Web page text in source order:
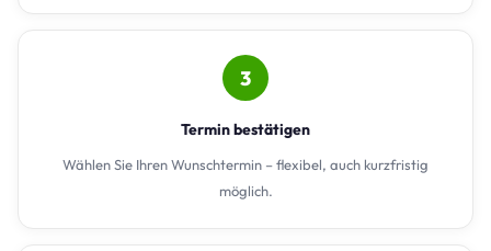
3
Termin bestätigen
Wählen Sie Ihren Wunschtermin – flexibel, auch kurzfristig
möglich.